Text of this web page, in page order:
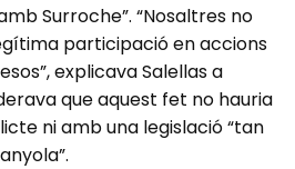
Surroche”. “Nosaltres no
participació en accions
explicava Salellas a
que aquest fet no hauria
ni amb una legislació “tan